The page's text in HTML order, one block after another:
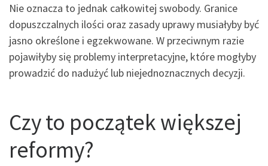
Nie oznacza to jednak całkowitej swobody. Granice
dopuszczalnych ilości oraz zasady uprawy musiałyby być
jasno określone i egzekwowane. W przeciwnym razie
pojawiłyby się problemy interpretacyjne, które mogłyby
prowadzić do nadużyć lub niejednoznacznych decyzji.
Czy to początek większej
reformy?